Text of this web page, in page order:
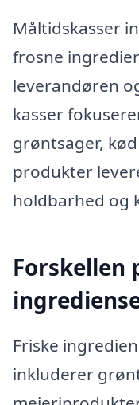
Måltidskasser
frosne
leverandøren
kasser
grøntsager,
produkter
holdbarhed og
Forskellen
Friske
inkluderer